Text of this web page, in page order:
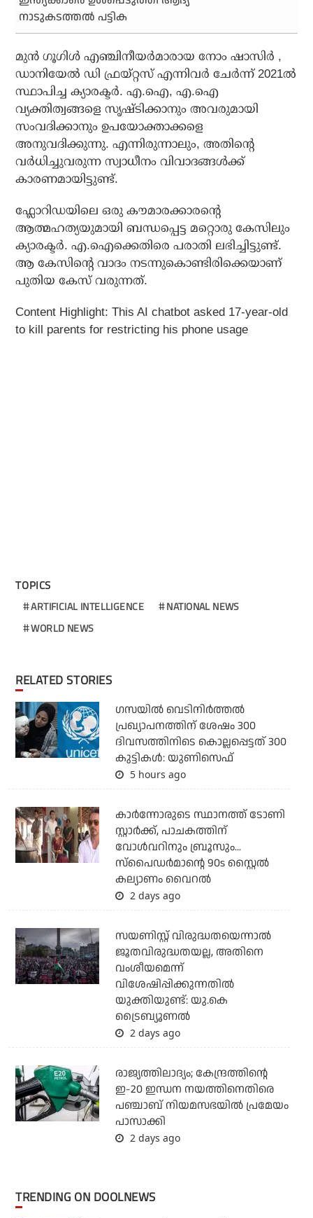
നാടുകടത്തൽ പട്ടിക
മുൻ ഗൂഗിൾ എഞ്ചിനീയർമാരായ നോം ഷാസിർ ,
ഡാനിയേൽ ഡി ഫ്രയ്റ്റസ് എന്നിവർ ചേർന്ന് 2021ൽ
സ്ഥാപിച്ച ക്യാരക്ടർ. എ.ഐ, എ.ഐ
വ്യക്തിത്വങ്ങളെ സൃഷ്ടിക്കാനും അവരുമായി
സംവദിക്കാനും ഉപയോക്താക്കളെ
അനുവദിക്കുന്നു. എന്നിരുന്നാലും, അതിൻ്റെ
വർധിച്ചുവരുന്ന സ്വാധീനം വിവാദങ്ങൾക്ക്
കാരണമായിട്ടുണ്ട്.
ഫ്ലോറിഡയിലെ ഒരു കൗമാരക്കാരൻ്റെ
ആത്മഹത്യയുമായി ബന്ധപ്പെട്ട മറ്റൊരു കേസിലും
ക്യാരക്ടർ. എ.ഐക്കെതിരെ പരാതി ലഭിച്ചിട്ടുണ്ട്.
ആ കേസിന്റെ വാദം നടന്നുകൊണ്ടിരിക്കെയാണ്
പുതിയ കേസ് വരുന്നത്.
Content Highlight: This AI chatbot asked 17-year-old
to kill parents for restricting his phone usage
TOPICS
ARTIFICIAL INTELLIGENCE
NATIONAL NEWS
WORLD NEWS
RELATED STORIES
ഗസയില്‍ വെടിനിര്‍ത്തല്‍
പ്രഖ്യാപനത്തിന് ശേഷം 300
ദിവസത്തിനിടെ കൊല്ലപ്പെട്ടത് 300
കുട്ടികള്‍: യുണിസെഫ്
5 hours ago
കാര്‍ന്നോരുടെ സ്ഥാനത്ത് ടോണി
സ്റ്റാര്‍ക്ക്, പാചകത്തിന്
വോള്‍വറിനും ബ്രൂസും...
സ്‌പൈഡര്‍മാന്റെ 90s സ്റ്റൈല്‍
കല്യാണം വൈറല്‍
2 days ago
സയണിസ്റ്റ് വിരുദ്ധതയെന്നാല്‍
ജൂതവിരുദ്ധതയല്ല, അതിനെ
വംശീയമെന്ന്
വിശേഷിപ്പിക്കുന്നതില്‍
യുക്തിയുണ്ട്: യു.കെ
ട്രൈബ്യൂണല്‍
2 days ago
രാജ്യത്തിലാദ്യം; കേന്ദ്രത്തിന്റെ
ഇ-20 ഇന്ധന നയത്തിനെതിരെ
പഞ്ചാബ് നിയമസഭയില്‍ പ്രമേയം
പാസാക്കി
2 days ago
TRENDING ON DOOLNEWS